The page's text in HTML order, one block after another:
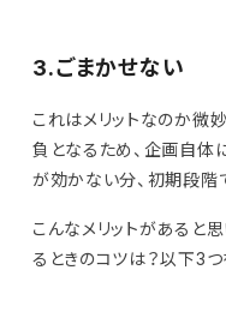
3.ごまかせない
これはメリットなのか
負となるため、企画自体
が効かない分、初期段階
こんなメリットがあると
るときのコツは？以下3